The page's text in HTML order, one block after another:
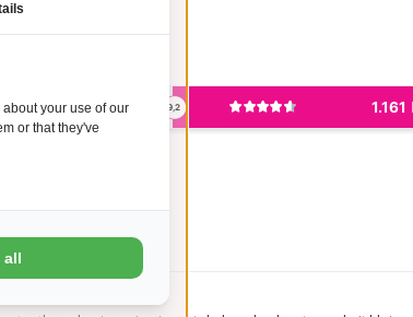
your use of our
or that they've
all